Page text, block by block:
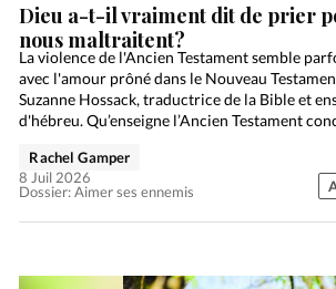
Dieu a-t-il vraiment dit de prier
nous maltraitent?
La violence de l'Ancien Testament semble
avec l'amour prôné dans le Nouveau
Suzanne Hossack, traductrice de la Bible et
d'hébreu. Qu’enseigne l’Ancien Testament
Dossier: Aimer ses ennemis
Rachel Gamper
8 Juil 2026